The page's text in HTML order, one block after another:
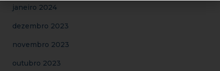
janeiro 2024
dezembro 2023
novembro 2023
outubro 2023